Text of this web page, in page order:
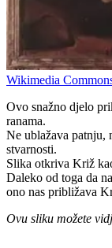
Wikimedia
Ovo snažno djelo
ranama.
Ne ublažava patnju,
stvarnosti.
Slika otkriva Križ
Daleko od toga da
ono nas približava
Ovu sliku možete